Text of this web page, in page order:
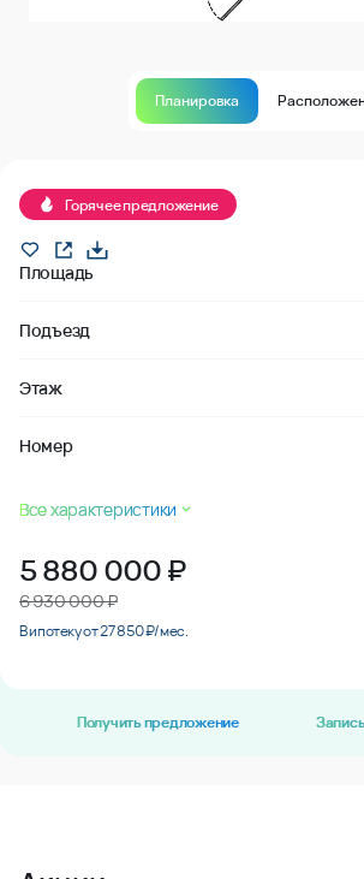
Планировка
Горячее предложение
Площадь
Подъезд
Этаж
Номер
Все характеристики
5 880 000₽
6 930 000 ₽
В ипотеку от 27 850 ₽/мес.
Получить предложение